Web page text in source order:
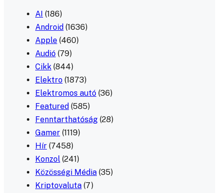
AI (186)
Android (1636)
Apple (460)
Audió (79)
Cikk (844)
Elektro (1873)
Elektromos autó (36)
Featured (585)
Fenntarthatóság (28)
Gamer (1119)
Hír (7458)
Konzol (241)
Közösségi Média (35)
Kriptovaluta (7)